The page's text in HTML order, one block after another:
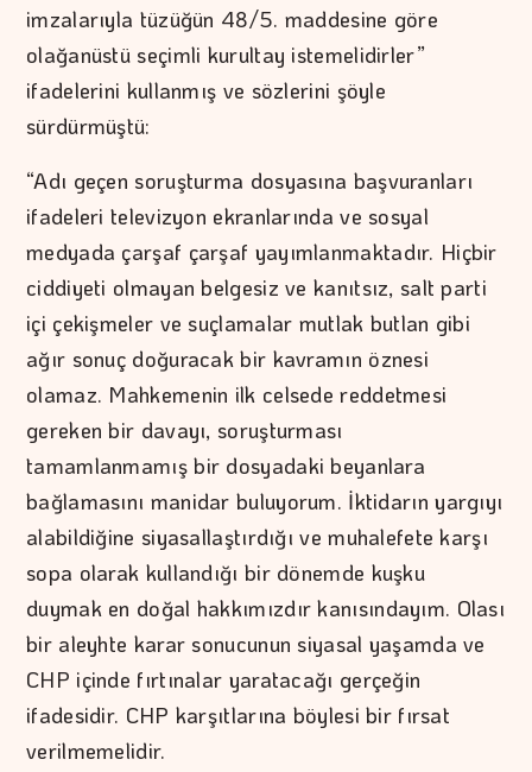
imzalarıyla tüzüğün 48/5. maddesine göre
olağanüstü seçimli kurultay istemelidirler”
ifadelerini kullanmış ve sözlerini şöyle
sürdürmüştü:
“Adı geçen soruşturma dosyasına başvuranları
ifadeleri televizyon ekranlarında ve sosyal
medyada çarşaf çarşaf yayımlanmaktadır. Hiçbir
ciddiyeti olmayan belgesiz ve kanıtsız, salt parti
içi çekişmeler ve suçlamalar mutlak butlan gibi
ağır sonuç doğuracak bir kavramın öznesi
olamaz. Mahkemenin ilk celsede reddetmesi
gereken bir davayı, soruşturması
tamamlanmamış bir dosyadaki beyanlara
bağlamasını manidar buluyorum. İktidarın yargıyı
alabildiğine siyasallaştırdığı ve muhalefete karşı
sopa olarak kullandığı bir dönemde kuşku
duymak en doğal hakkımızdır kanısındayım. Olası
bir aleyhte karar sonucunun siyasal yaşamda ve
CHP içinde fırtınalar yaratacağı gerçeğin
ifadesidir. CHP karşıtlarına böylesi bir fırsat
verilmemelidir.